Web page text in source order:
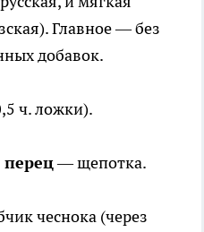
Главное — без
добавок.
ч. ложки).
— щепотка.
чеснока (через